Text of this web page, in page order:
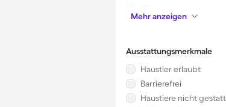
Klimaanlage
Mikrowelle
Mehr anzeigen
Ausstattungsmerkmale
Haustier erlaubt
Barrierefrei
Haustiere nicht